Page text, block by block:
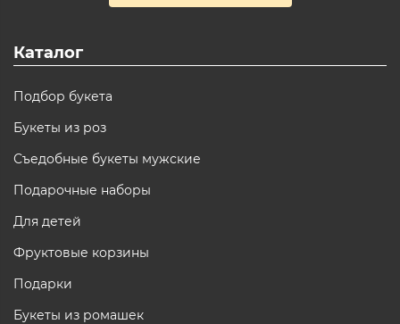
Каталог
Подбор букета
Букеты из роз
Съедобные букеты мужские
Подарочные наборы
Для детей
Фруктовые корзины
Подарки
Букеты из ромашек